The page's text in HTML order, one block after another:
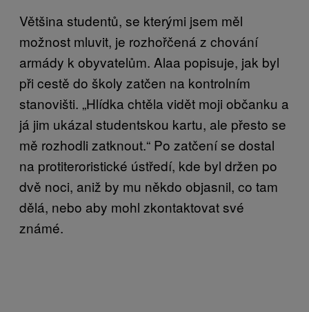
Většina studentů, se kterými jsem měl
možnost mluvit, je rozhořčená z chování
armády k obyvatelům. Alaa popisuje, jak byl
při cestě do školy zatčen na kontrolním
stanovišti. „Hlídka chtěla vidět moji občanku a
já jim ukázal studentskou kartu, ale přesto se
mě rozhodli zatknout.“ Po zatčení se dostal
na protiteroristické ústředí, kde byl držen po
dvě noci, aniž by mu někdo objasnil, co tam
dělá, nebo aby mohl zkontaktovat své
známé.